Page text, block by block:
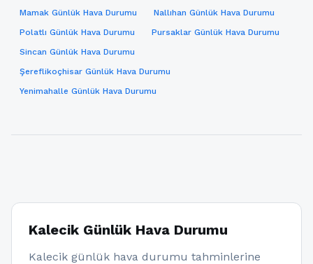
Mamak Günlük Hava Durumu
Nallıhan Günlük Hava Durumu
Polatlı Günlük Hava Durumu
Pursaklar Günlük Hava Durumu
Sincan Günlük Hava Durumu
Şereflikoçhisar Günlük Hava Durumu
Yenimahalle Günlük Hava Durumu
Kalecik Günlük Hava Durumu
Kalecik günlük hava durumu tahminlerine